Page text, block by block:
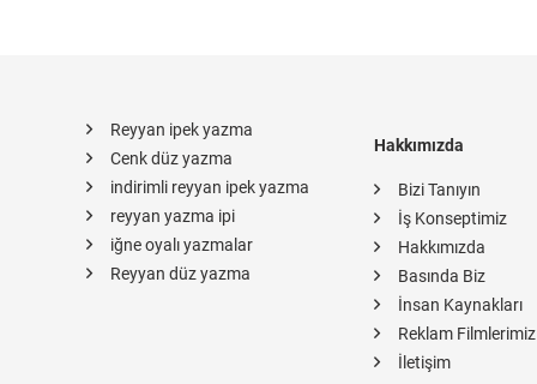
Reyyan ipek yazma
Cenk düz yazma
indirimli reyyan ipek yazma
reyyan yazma ipi
iğne oyalı yazmalar
Reyyan düz yazma
Hakkımızda
Bizi Tanıyın
İş Konseptimiz
Hakkımızda
Basında Biz
İnsan Kaynakları
Reklam Filmlerimiz
İletişim